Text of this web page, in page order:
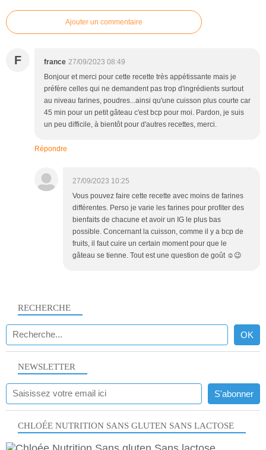
Ajouter un commentaire
F france 27/09/2023 08:49
Bonjour et merci pour cette recette très appétissante mais je
préfère celles qui ne demandent pas trop d'ingrédients surtout
au niveau farines, poudres...ainsi qu'une cuisson plus courte car
45 min pour un petit gâteau c'est bcp pour moi. Pardon, je suis
un peu difficile, à bientôt pour d'autres recettes, merci.
Répondre
27/09/2023 10:25
Vous pouvez faire cette recette avec moins de farines
différentes. Perso je varie les farines pour profiter des
bienfaits de chacune et avoir un IG le plus bas
possible. Concernant la cuisson, comme il y a bcp de
fruits, il faut cuire un certain moment pour que le
gâteau se tienne. Tout est une question de goût ☺️😉
NEWSLETTER
RECHERCHE
CHLOÉE NUTRITION SANS GLUTEN SANS LACTOSE